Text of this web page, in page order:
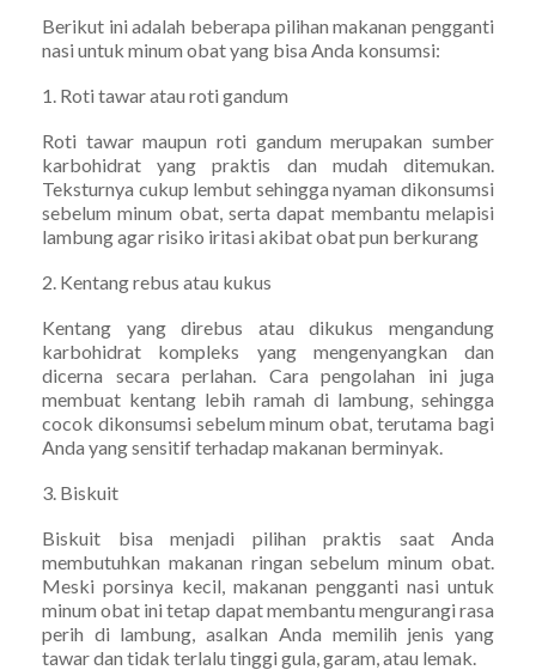
Berikut ini adalah beberapa pilihan makanan pengganti
nasi untuk minum obat yang bisa Anda konsumsi:
1. Roti tawar atau roti gandum
Roti tawar maupun roti gandum merupakan sumber
karbohidrat yang praktis dan mudah ditemukan.
Teksturnya cukup lembut sehingga nyaman dikonsumsi
sebelum minum obat, serta dapat membantu melapisi
lambung agar risiko iritasi akibat obat pun berkurang
2. Kentang rebus atau kukus
Kentang yang direbus atau dikukus mengandung
karbohidrat kompleks yang mengenyangkan dan
dicerna secara perlahan. Cara pengolahan ini juga
membuat kentang lebih ramah di lambung, sehingga
cocok dikonsumsi sebelum minum obat, terutama bagi
Anda yang sensitif terhadap makanan berminyak.
3. Biskuit
Biskuit bisa menjadi pilihan praktis saat Anda
membutuhkan makanan ringan sebelum minum obat.
Meski porsinya kecil, makanan pengganti nasi untuk
minum obat ini tetap dapat membantu mengurangi rasa
perih di lambung, asalkan Anda memilih jenis yang
tawar dan tidak terlalu tinggi gula, garam, atau lemak.